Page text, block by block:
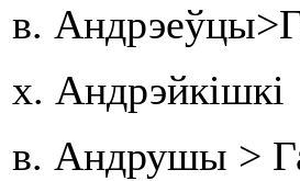
в.
х.
в. Андрушы >